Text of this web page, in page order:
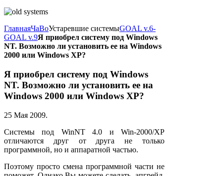
ГлавнаяЧаВоУстаревшие системыGOAL v.6-
GOAL v.9Я приобрел систему под Windows
NT. Возможно ли установить ее на Windows
2000 или Windows XP?
Я приобрел систему под Windows
NT. Возможно ли установить ее на
Windows 2000 или Windows XP?
25 Мая 2009.
Системы под WinNT 4.0 и Win-2000/XP
отличаются друг от друга не только
программной, но и аппаратной частью.
Поэтому просто смена программной части не